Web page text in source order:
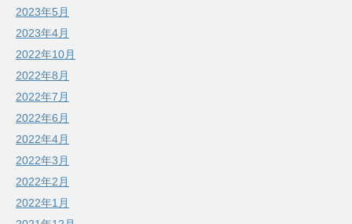
2023年5月
2023年4月
2022年10月
2022年8月
2022年7月
2022年6月
2022年4月
2022年3月
2022年2月
2022年1月